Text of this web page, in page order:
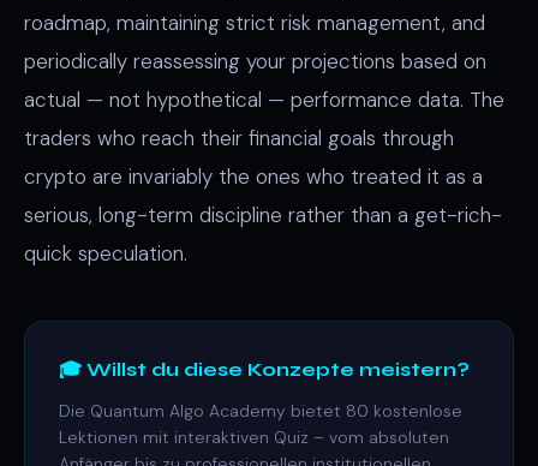
roadmap, maintaining strict risk management, and
periodically reassessing your projections based on
actual — not hypothetical — performance data. The
traders who reach their financial goals through
crypto are invariably the ones who treated it as a
serious, long-term discipline rather than a get-rich-
quick speculation.
🎓 Willst du diese Konzepte meistern?
Die Quantum Algo Academy bietet 80 kostenlose
Lektionen mit interaktiven Quiz – vom absoluten